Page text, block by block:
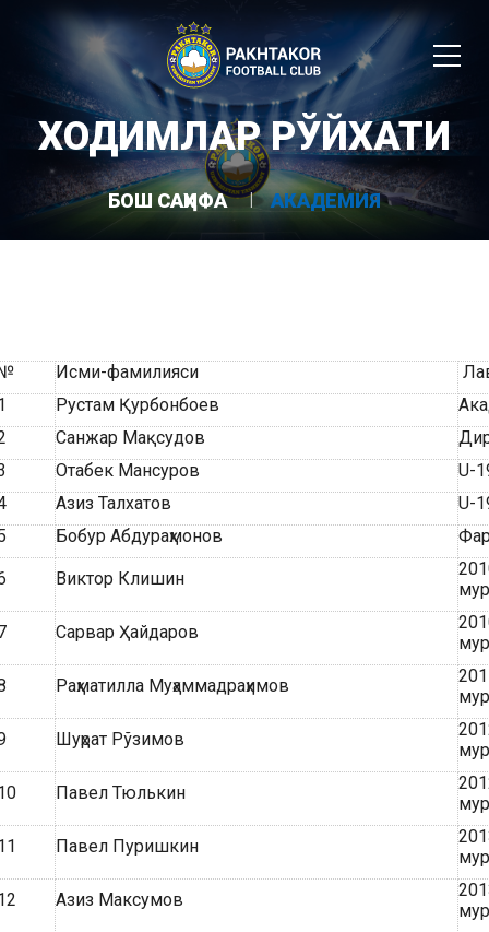
ХОДИМЛАР РЎЙХАТИ
БОШ САҲИФА АКАДЕМИЯ
Исми-фамилияси
Рустам Қурбонбоев
Санжар Мақсудов
Отабек Мансуров
U-
Азиз Талхатов
U-
Бобур Абдураҳмонов
Виктор Клишин
Сарвар Ҳайдаров
Раҳматилла Муҳаммадраҳимов
Шуҳрат Рўзимов
Павел Тюлькин
Павел Пуришкин
Азиз Максумов